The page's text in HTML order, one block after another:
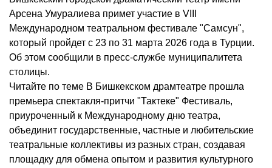
Арсена Умуралиева примет участие в VIII
Международном театральном фестивале "Самсун",
который пройдет с 23 по 31 марта 2026 года в Турции.
Об этом сообщили в пресс-службе муниципалитета
столицы.
Читайте по теме В Бишкекском драмтеатре прошла
премьера спектакля-притчи "Тактеке" Фестиваль,
приуроченный к Международному дню театра,
объединит государственные, частные и любительские
театральные коллективы из разных стран, создавая
площадку для обмена опытом и развития культурного